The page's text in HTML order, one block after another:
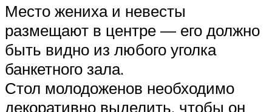
Место жениха и невесты
размещают в центре — его должно
быть видно из любого уголка
банкетного зала.
Стол молодоженов необходимо
декоративно выделить, чтобы он